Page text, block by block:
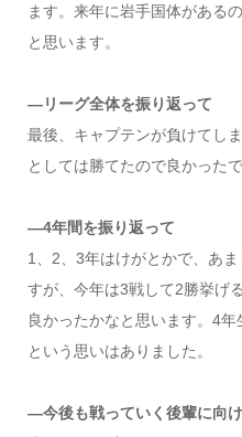
ます。来年に岩手国体がある
と思います。
―リーグ全体を振り返って
最後、キャプテンが負けてし
としては勝てたので良かったで
―4年間を振り返って
1、2、3年はけがとかで、あ
すが、今年は3戦して2勝挙げ
良かったかなと思います。4
という思いはありました。
―今後も戦っていく後輩に向